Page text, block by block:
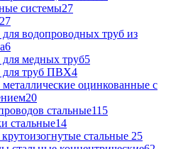
системы27
27
водопроводных труб из
6
медных труб5
труб ПВХ4
оцинкованные с
20
стальные115
стальные14
стальные 25